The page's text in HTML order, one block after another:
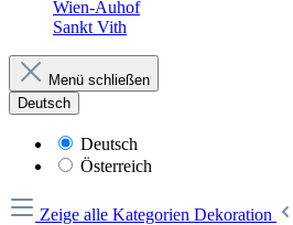
Wien-Auhof
Sankt Vith
Menü schließen
Deutsch
Deutsch
Österreich
Zeige alle Kategorien Dekoration